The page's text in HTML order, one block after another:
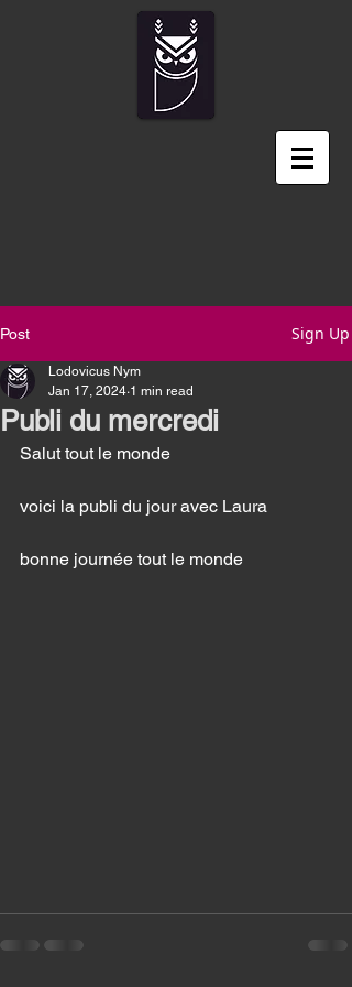
Post Sign Up
Publi du mercredi
Lodovicus Nym
Jan 17, 2024 1 min read
Salut tout le monde
voici la publi du jour avec Laura
bonne journée tout le monde